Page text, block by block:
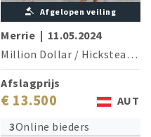
Afgelopen veiling
Merrie | 11.05.2024
Million Dollar / Hickstead White
Afslagprijs
€ 13.500
AUT
3Online bieders